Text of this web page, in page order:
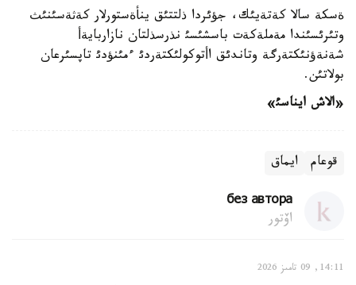
ةسكة سالا كةتةيئك، جؤئردا ذلتتئق ينأةستورلار كةثةسئنئث
وتئرئسئندا مةملةكةت باسشئسئ نذرسذلتان نازاربايةأ
شةنةؤنئكتةرگة وتاندئق اأتوكولئكتةردئ ءمئنؤدئ تاپسئرعان
بولاتئن.
«الاش ايناسئ»
قوعام ايماق
без автора
اۆتور
14:11, 09 تامىز 2026